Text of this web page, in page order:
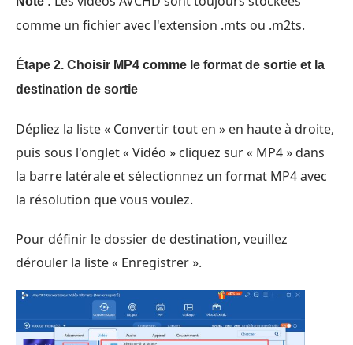
comme un fichier avec l'extension .mts ou .m2ts.
Étape 2. Choisir MP4 comme le format de sortie et la
destination de sortie
Dépliez la liste « Convertir tout en » en haute à droite,
puis sous l'onglet « Vidéo » cliquez sur « MP4 » dans
la barre latérale et sélectionnez un format MP4 avec
la résolution que vous voulez.
Pour définir le dossier de destination, veuillez
dérouler la liste « Enregistrer ».